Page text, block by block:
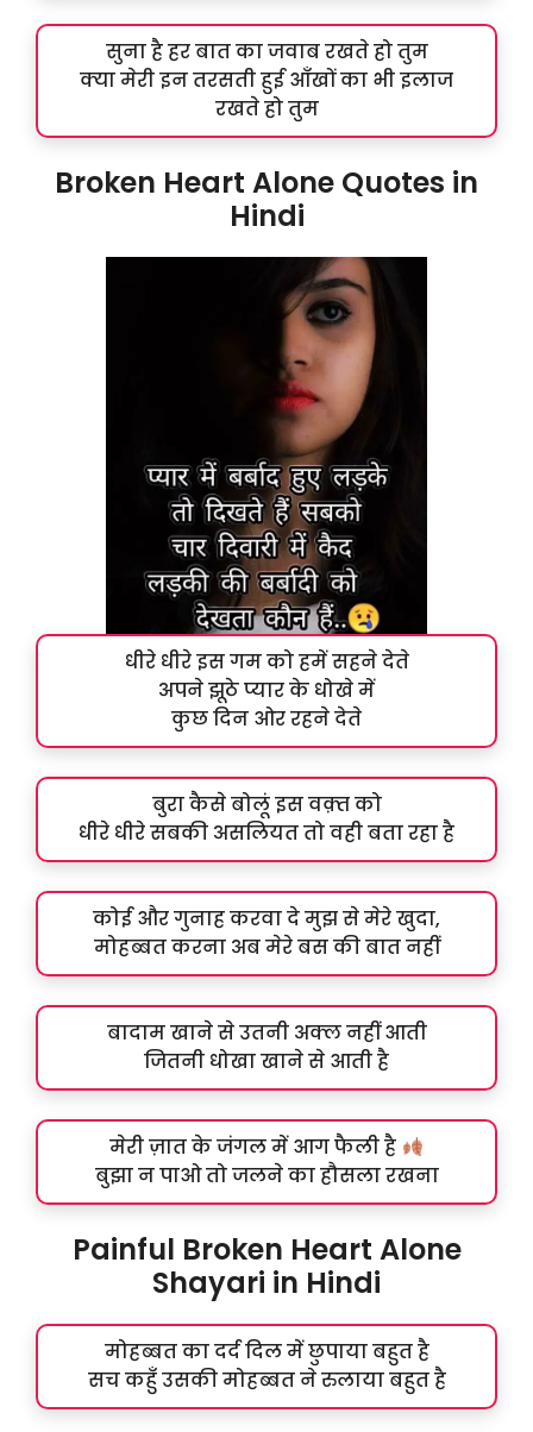
सुना है हर बात का जवाब रखते हो तुम
क्या मेरी इन तरसती हुई आँखों का भी इलाज
रखते हो तुम
Broken Heart Alone Quotes in
Hindi
धीरे धीरे इस गम को हमें सहने देते
अपने झूठे प्यार के धोखे में
कुछ दिन ओर रहने देते
बुरा कैसे बोलूं इस वक़्त को
धीरे धीरे सबकी असलियत तो वही बता रहा है
कोई और गुनाह करवा दे मुझ से मेरे खुदा,
मोहब्बत करना अब मेरे बस की बात नहीं
बादाम खाने से उतनी अक्ल नहीं आती
जितनी धोखा खाने से आती है
मेरी ज़ात के जंगल में आग फैली है
बुझा न पाओ तो जलने का हौसला रखना
Painful Broken Heart Alone
Shayari in Hindi
मोहब्बत का दर्द दिल में छुपाया बहुत है
सच कहुँ उसकी मोहब्बत ने रुलाया बहुत है